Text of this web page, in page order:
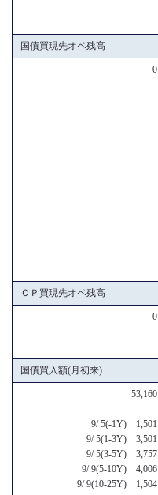
国債買現先オペ残高
0
ＣＰ買現先オペ残高
0
国債買入額(月初来)
53,160
9/ 5(-1Y) 1,501
9/ 5(1-3Y) 3,501
9/ 5(3-5Y) 3,757
9/ 9(5-10Y) 4,006
9/ 9(10-25Y) 1,504